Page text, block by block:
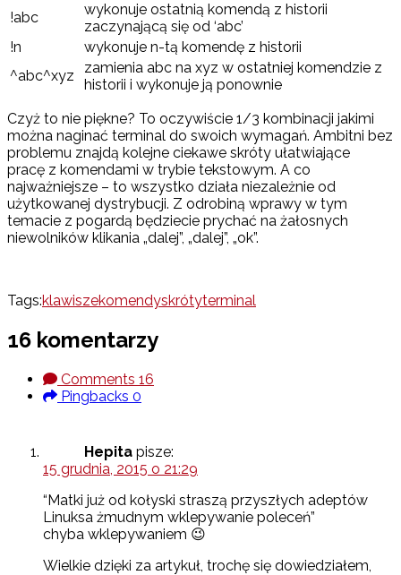
!abc
wykonuje ostatnią komendą z historii
zaczynającą się od ‘abc’
!n
wykonuje n-tą komendę z historii
^abc^xyz
zamienia abc na xyz w ostatniej komendzie z
historii i wykonuje ją ponownie
Czyż to nie piękne? To oczywiście 1/3 kombinacji jakimi
można naginać terminal do swoich wymagań. Ambitni bez
problemu znajdą kolejne ciekawe skróty ułatwiające
pracę z komendami w trybie tekstowym. A co
najważniejsze – to wszystko działa niezależnie od
użytkowanej dystrybucji. Z odrobiną wprawy w tym
temacie z pogardą będziecie prychać na żałosnych
niewolników klikania „dalej”, „dalej”, „ok”.
Tags:klawiszekomendyskrótyterminal
16 komentarzy
Comments 16
Pingbacks 0
Hepita pisze:
15 grudnia, 2015 o 21:29
“Matki już od kołyski straszą przyszłych adeptów
Linuksa żmudnym wklepywanie poleceń”
chyba wklepywaniem 😉
Wielkie dzięki za artykuł, trochę się dowiedziałem,